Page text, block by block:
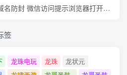
信访问提示浏览器打开 非微信访问直接打开预防域名被封域名被封包换服务
签
龙珠电玩 龙珠
龙状元